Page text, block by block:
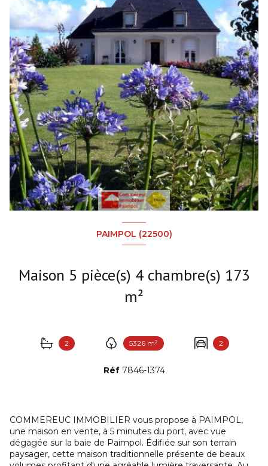
PAIMPOL (22500)
Maison 5 pièce(s) 4 chambre(s) 173
m²
2 5326 m² 2
Réf 7846-1374
COMMEREUC IMMOBILIER vous propose à PAIMPOL,
une maison en vente, à 5 minutes du port, avec vue
dégagée sur la baie de Paimpol. Édifiée sur son terrain
paysager, cette maison traditionnelle présente de beaux